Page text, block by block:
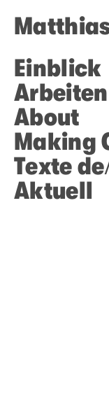
Einblick
Arbeiten
About
Making
Texte
Aktuell